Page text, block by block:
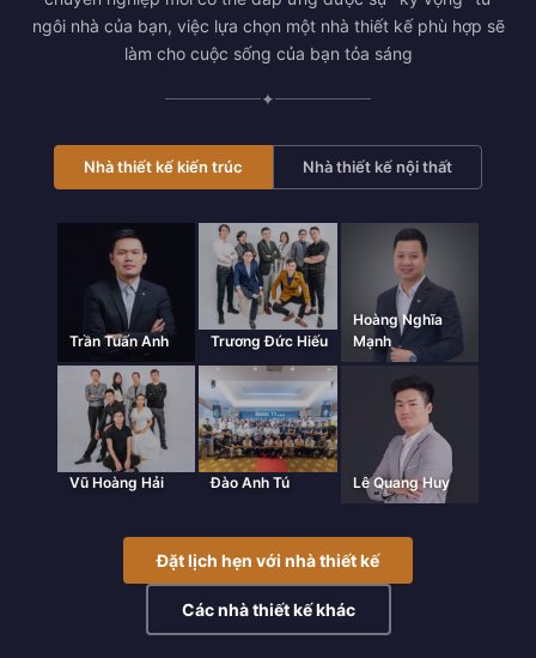
ngôi nhà của bạn, việc lựa chọn một nhà thiết kế phù hợp sẽ
làm cho cuộc sống của bạn tỏa sáng
✦
Nhà thiết kế kiến trúc Nhà thiết kế nội thất
Trần Tuấn Anh Trương Đức Hiếu
Hoàng Nghĩa
Mạnh
Vũ Hoàng Hải Đào Anh Tú Lê Quang Huy
Đặt lịch hẹn với nhà thiết kế
Các nhà thiết kế khác